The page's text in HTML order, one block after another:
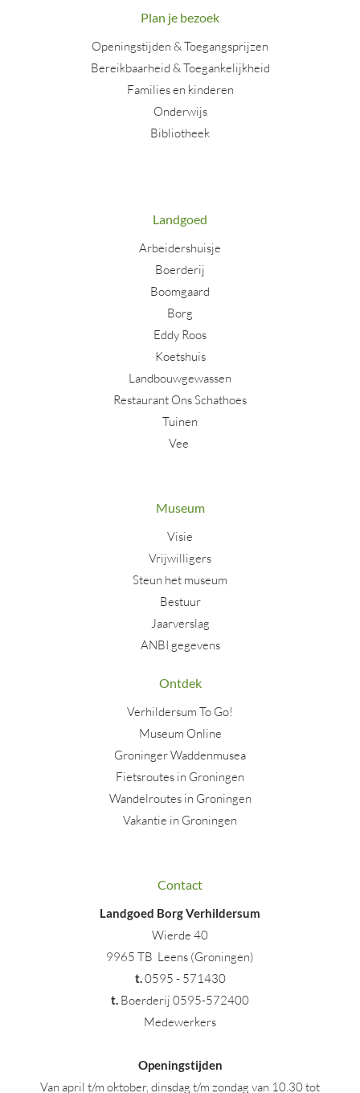
Plan je bezoek
Openingstijden & Toegangsprijzen
Bereikbaarheid & Toegankelijkheid
Families en kinderen
Onderwijs
Bibliotheek
Landgoed
Arbeidershuisje
Boerderij
Boomgaard
Borg
Eddy Roos
Koetshuis
Landbouwgewassen
Restaurant Ons Schathoes
Tuinen
Vee
Museum
Visie
Vrijwilligers
Steun het museum
Bestuur
Jaarverslag
ANBI gegevens
Ontdek
Verhildersum To Go!
Museum Online
Groninger Waddenmusea
Fietsroutes in Groningen
Wandelroutes in Groningen
Vakantie in Groningen
Contact
Landgoed Borg Verhildersum
Wierde 40
9965 TB Leens (Groningen)
t.0595 - 571430
t. Boerderij 0595-572400
Medewerkers
Openingstijden
Van april t/m oktober, dinsdag t/m zondag van 10.30 tot